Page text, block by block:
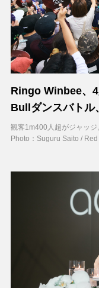
Ringo Winbee、
Bullダンスバトル
観客1m400人超がジャッ
Photo：Suguru Saito /